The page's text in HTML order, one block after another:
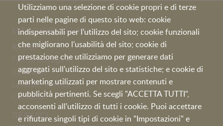
Utilizziamo una selezione di cookie propri e di terze
parti nelle pagine di questo sito web: cookie
indispensabili per l'utilizzo del sito; cookie funzionali
che migliorano l'usabilità del sito; cookie di
prestazione che utilizziamo per generare dati
aggregati sull'utilizzo del sito e statistiche; e cookie di
marketing utilizzati per mostrare contenuti e
pubblicità pertinenti. Se scegli "ACCETTA TUTTI",
acconsenti all'utilizzo di tutti i cookie. Puoi accettare
e rifiutare singoli tipi di cookie in "Impostazioni" e
MAGGIORI SU PEKA
Ricette
Film di immagine
Certificati
Lavorare in Peka
Contatto
SEGUICI